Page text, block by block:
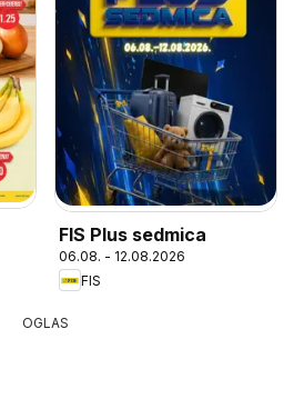
FIS Plus sedmica
06.08. - 12.08.2026
FIS
OGLAS